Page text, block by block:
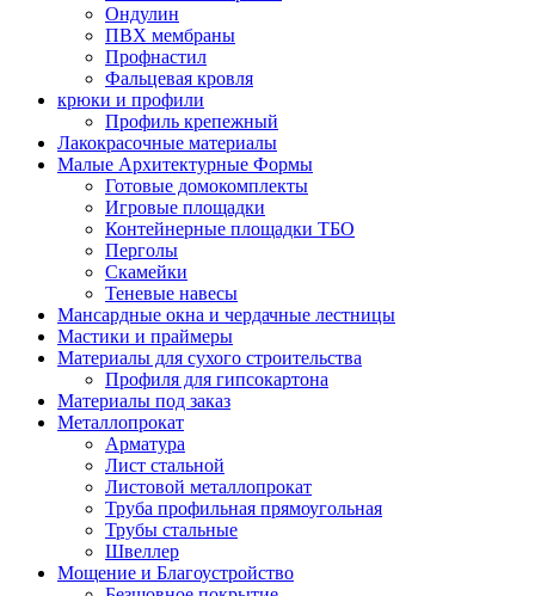
Ондулин
ПВХ мембраны
Профнастил
Фальцевая кровля
крюки и профили
Профиль крепежный
Лакокрасочные материалы
Малые Архитектурные Формы
Готовые домокомплекты
Игровые площадки
Контейнерные площадки ТБО
Перголы
Скамейки
Теневые навесы
Мансардные окна и чердачные лестницы
Мастики и праймеры
Материалы для сухого строительства
Профиля для гипсокартона
Материалы под заказ
Металлопрокат
Арматура
Лист стальной
Листовой металлопрокат
Труба профильная прямоугольная
Трубы стальные
Швеллер
Мощение и Благоустройство